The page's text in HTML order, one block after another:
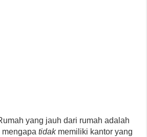
yang jauh dari rumah adalah
mengapatidakmemiliki kantor yang